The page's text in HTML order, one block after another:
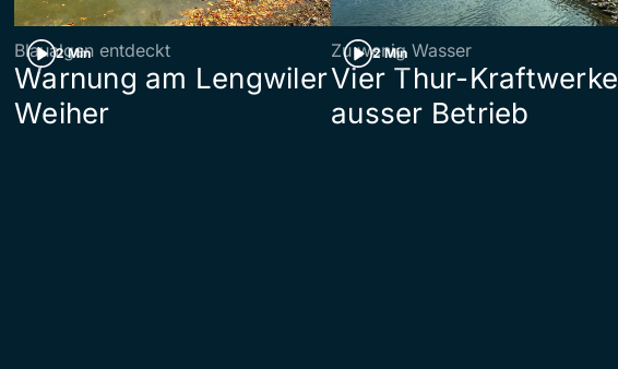
2 Min
Blaualgen entdeckt
Warnung am Lengwiler
Weiher
2 Min
Zu wenig Wasser
Vier Thur-Kraftwerke
ausser Betrieb